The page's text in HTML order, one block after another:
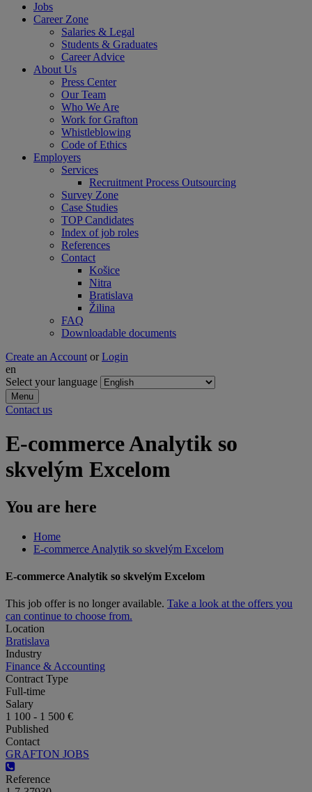
Jobs
Career Zone
Salaries & Legal
Students & Graduates
Career Advice
About Us
Press Center
Our Team
Who We Are
Work for Grafton
Whistleblowing
Code of Ethics
Employers
Services
Recruitment Process Outsourcing
Survey Zone
Case Studies
TOP Candidates
Index of job roles
References
Contact
Košice
Nitra
Bratislava
Žilina
FAQ
Downloadable documents
Create an Account or Login
en
Select your language
Menu
Contact us
E-commerce Analytik so
skvelým Excelom
You are here
Home
E-commerce Analytik so skvelým Excelom
E-commerce Analytik so skvelým Excelom
This job offer is no longer available. Take a look at the offers you
can continue to choose from.
Location
Bratislava
Industry
Finance & Accounting
Contract Type
Full-time
Salary
1 100 - 1 500 €
Published
Contact
GRAFTON JOBS
Reference